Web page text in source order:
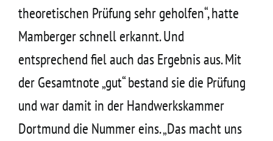
theoretischen Prüfung sehr geholfen“, hatte
Mamberger schnell erkannt. Und
entsprechend fiel auch das Ergebnis aus. Mit
der Gesamtnote „gut“ bestand sie die Prüfung
und war damit in der Handwerkskammer
Dortmund die Nummer eins. „Das macht uns